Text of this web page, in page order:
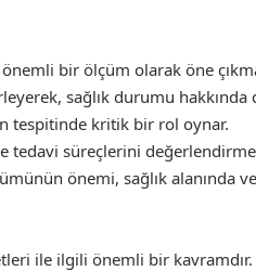
bir ölçüm olarak öne
sağlık durumu hakkında
tespitinde kritik bir rol oynar.
tedavi süreçlerini
önemi, sağlık alanında ve
ile ilgili önemli bir kavramdır.